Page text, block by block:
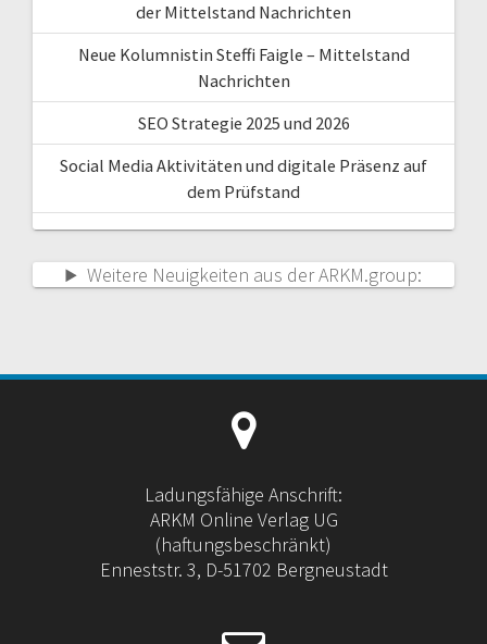
der Mittelstand Nachrichten
Neue Kolumnistin Steffi Faigle – Mittelstand
Nachrichten
SEO Strategie 2025 und 2026
Social Media Aktivitäten und digitale Präsenz auf
dem Prüfstand
Weitere Neuigkeiten aus der ARKM.group:
Ladungsfähige Anschrift:
ARKM Online Verlag UG
(haftungsbeschränkt)
Enneststr. 3, D-51702 Bergneustadt